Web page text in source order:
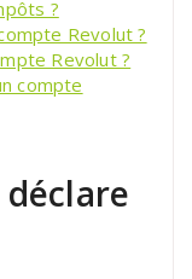
?
Revolut ?
Revolut ?
compte